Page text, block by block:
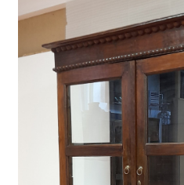
Datenschutzbelehrung
Datenschutzerklärung
Heimtextilien